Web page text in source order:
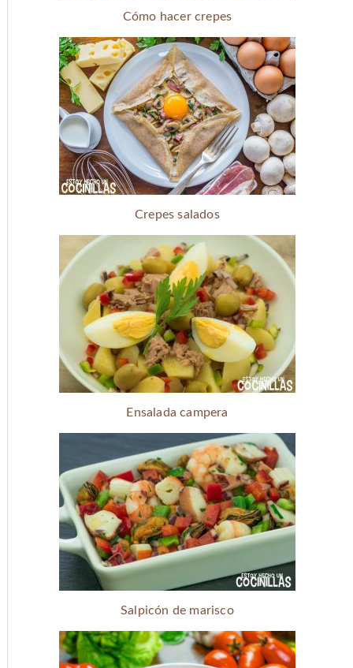
Cómo hacer crepes
Crepes salados
Ensalada campera
Salpicón de marisco